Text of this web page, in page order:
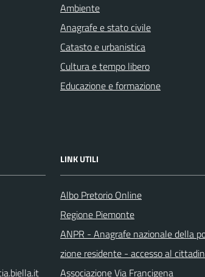
Ambiente
Anagrafe e stato civile
Catasto e urbanistica
Cultura e tempo libero
Educazione e formazione
LINK UTILI
Albo Pretorio Online
Regione Piemonte
ANPR - Anagrafe nazionale della
zione residente - accesso al
Associazione Via Francigena